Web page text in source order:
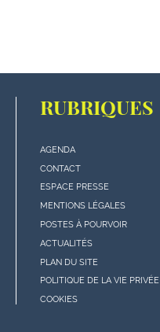
RUBRIQUES
Menu
"rubriques"
en
bas
de
page
AGENDA
CONTACT
ESPACE PRESSE
MENTIONS LÉGALES
POSTES À POURVOIR
ACTUALITÉS
PLAN DU SITE
POLITIQUE DE LA VIE PRIVÉE
COOKIES